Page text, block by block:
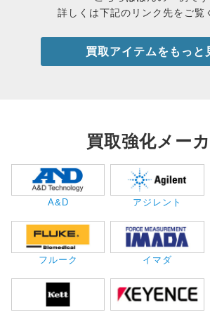
詳しくは下記のリンク先をご覧
買取アイテムをもっと
買取強化メー
A&D アジレント
フルーク イマダ